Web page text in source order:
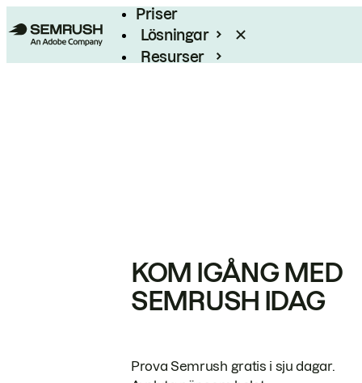
Priser
Lösningar
Resurser
KOM IGÅNG MED
SEMRUSH IDAG
Prova Semrush gratis i sju dagar.